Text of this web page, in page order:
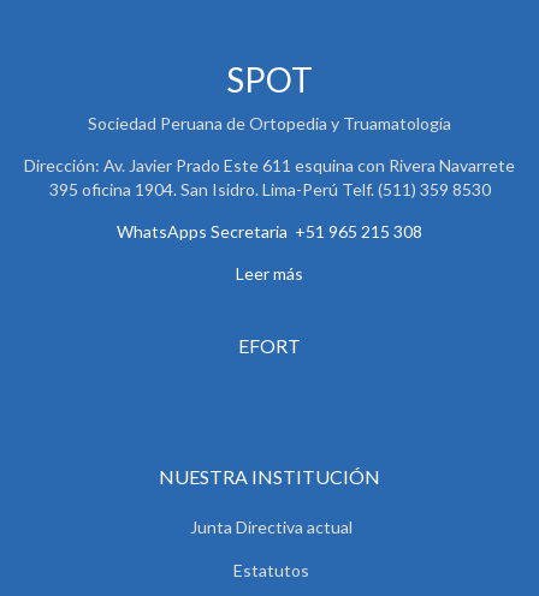
SPOT
Sociedad Peruana de Ortopedia y Truamatología
Dirección: Av. Javier Prado Este 611 esquina con Rivera Navarrete
395 oficina 1904. San Isidro. Lima-Perú Telf. (511) 359 8530
WhatsApps Secretaria +51 965 215 308
Leer más
EFORT
NUESTRA INSTITUCIÓN
Junta Directiva actual
Estatutos